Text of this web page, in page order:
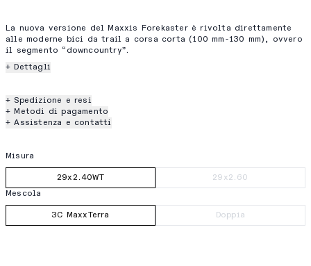
La nuova versione del Maxxis Forekaster è rivolta direttamente
alle moderne bici da trail a corsa corta (100 mm-130 mm), ovvero
il segmento “downcountry”.
+ Dettagli
+ Spedizione e resi
+ Metodi di pagamento
+ Assistenza e contatti
Misura
29x2.40WT
29x2.60
Mescola
3C MaxxTerra Doppia